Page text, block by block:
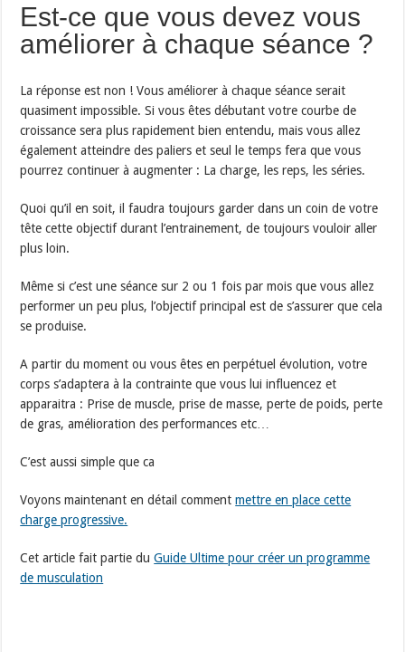
Est-ce que vous devez vous
améliorer à chaque séance ?
La réponse est non ! Vous améliorer à chaque séance serait
quasiment impossible. Si vous êtes débutant votre courbe de
croissance sera plus rapidement bien entendu, mais vous allez
également atteindre des paliers et seul le temps fera que vous
pourrez continuer à augmenter : La charge, les reps, les séries.
Quoi qu’il en soit, il faudra toujours garder dans un coin de votre
tête cette objectif durant l’entrainement, de toujours vouloir aller
plus loin.
Même si c’est une séance sur 2 ou 1 fois par mois que vous allez
performer un peu plus, l’objectif principal est de s’assurer que cela
se produise.
A partir du moment ou vous êtes en perpétuel évolution, votre
corps s’adaptera à la contrainte que vous lui influencez et
apparaitra : Prise de muscle, prise de masse, perte de poids, perte
de gras, amélioration des performances etc…
C’est aussi simple que ca
Voyons maintenant en détail commentmettre en place cette
charge progressive.
Cet article fait partie duGuide Ultime pour créer un programme
de musculation